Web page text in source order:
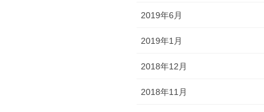
2019年6月
2019年1月
2018年12月
2018年11月